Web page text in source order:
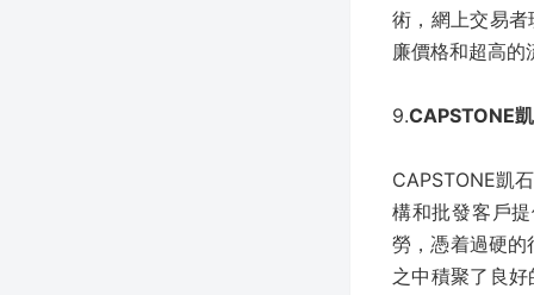
術，網上交易
廉價格和超高的
9.CAPSTONE
CAPSTONE凱
構和批發客戶
勞，憑着過硬
之中積聚了良